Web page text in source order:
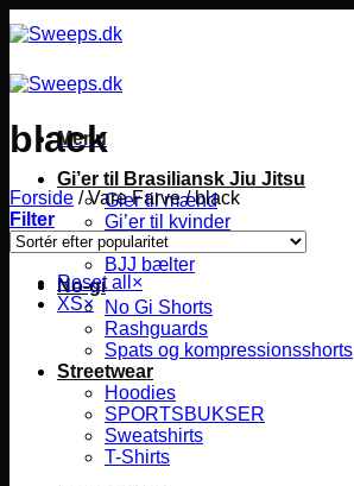
til
Menu
Gi’er til Brasiliansk Jiu Jitsu
Gier til mænd
Gi’er til kvinder
Gier til børn
BJJ bælter
No-gi
No Gi Shorts
Rashguards
Spats og kompressionsshorts
Streetwear
Hoodies
SPORTSBUKSER
Sweatshirts
T-Shirts
black
Forside /Vare Farve/black
Filter
Reset all ×
XS×